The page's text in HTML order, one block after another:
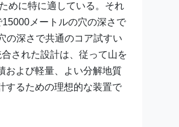
めに特に適している。それ
メートルの穴の深さで
の深さで共通のコア試すい
された設計は、従って山を
および軽量、よい分解地質
するための理想的な装置で